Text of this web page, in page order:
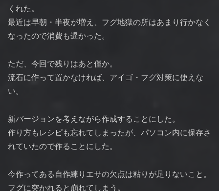
くれた。
最近は早朝・半夜が増え、フグ地獄の所はあまり行かなく
なったので消費も遅かった。
ただ、今回で残りはあと僅か。
流石に作って置かなければ、アイゴ・フグ対策に使えな
い。
新バージョンを考えながら作成することにした。
作り方もレシピも忘れてしまったが、パソコン内に保存さ
れていたので作ることにした。
今作ってある自作練りエサの欠点は粘りが足りないこと。
フグに突かれると崩れてしまう。